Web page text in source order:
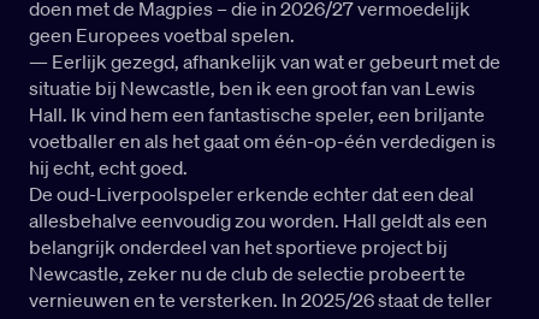
doen met de Magpies – die in 2026/27 vermoedelijk
geen Europees voetbal spelen.
— Eerlijk gezegd, afhankelijk van wat er gebeurt met de
situatie bij Newcastle, ben ik een groot fan van Lewis
Hall. Ik vind hem een fantastische speler, een briljante
voetballer en als het gaat om één-op-één verdedigen is
hij echt, echt goed.
De oud-Liverpoolspeler erkende echter dat een deal
allesbehalve eenvoudig zou worden. Hall geldt als een
belangrijk onderdeel van het sportieve project bij
Newcastle, zeker nu de club de selectie probeert te
vernieuwen en te versterken. In 2025/26 staat de teller